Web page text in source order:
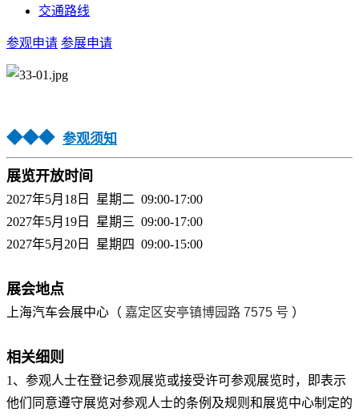
交通路线
参观申请 参展申请
◆◆◆ 参观须知
展览开放时间
2027年5月18日 星期二 09:00-17:00
2027年5月19日 星期三 09:00-17:00
2027年5月20日 星期四 09:00-15:00
展会地点
上海汽车会展中心 （ 嘉定区安亭镇博园路 7575 号 ）
相关细则
1、 参观人士在登记参观展览或接受许可参观展览时，即表示
他们同意遵守展览对参观人士的条例及规则和展览中心制定的